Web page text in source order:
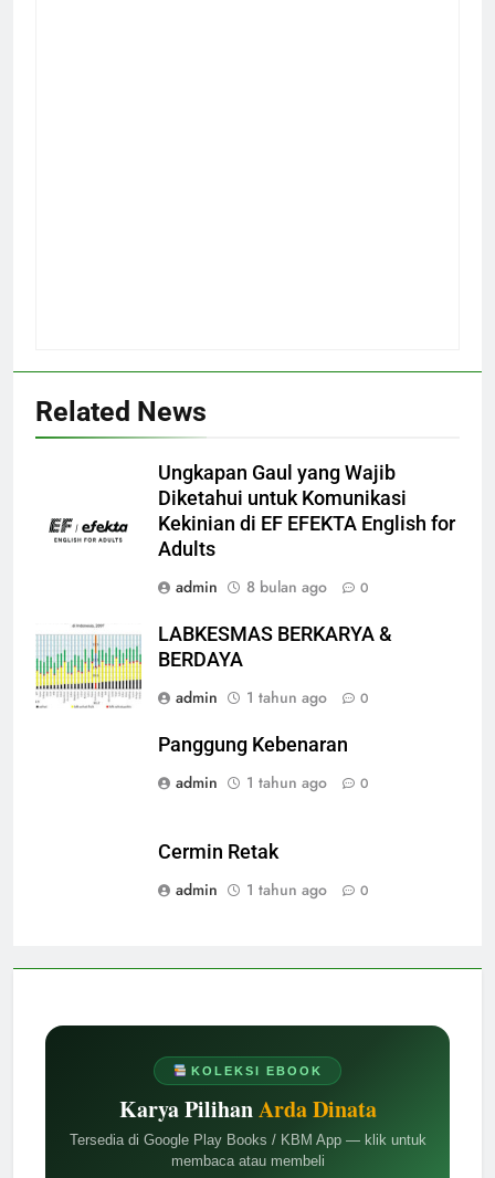
KOLEKSI EBOOK
Karya PilihanArda Dinata
Tersedia di Google Play Books / KBM App — klik untuk
membaca atau membeli
Related News
Ungkapan Gaul yang Wajib
Diketahui untuk Komunikasi
Kekinian di EF EFEKTA English for
Adults
admin
8 bulan ago 0
LABKESMAS BERKARYA &
BERDAYA
admin
1 tahun ago 0
Panggung Kebenaran
admin
1 tahun ago 0
Cermin Retak
admin
1 tahun ago 0